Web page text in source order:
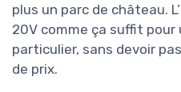
plus un parc de château.
20V comme ça suffit pour
particulier, sans devoir
de prix.